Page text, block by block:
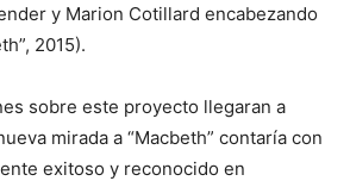
y Marion Cotillard encabezando
2015).
sobre este proyecto llegaran a
mirada a “Macbeth” contaría con
exitoso y reconocido en